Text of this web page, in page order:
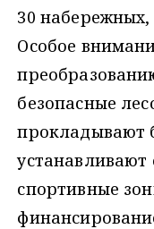
30 набережных,
Особое
безопасные
прокладывают
спортивные